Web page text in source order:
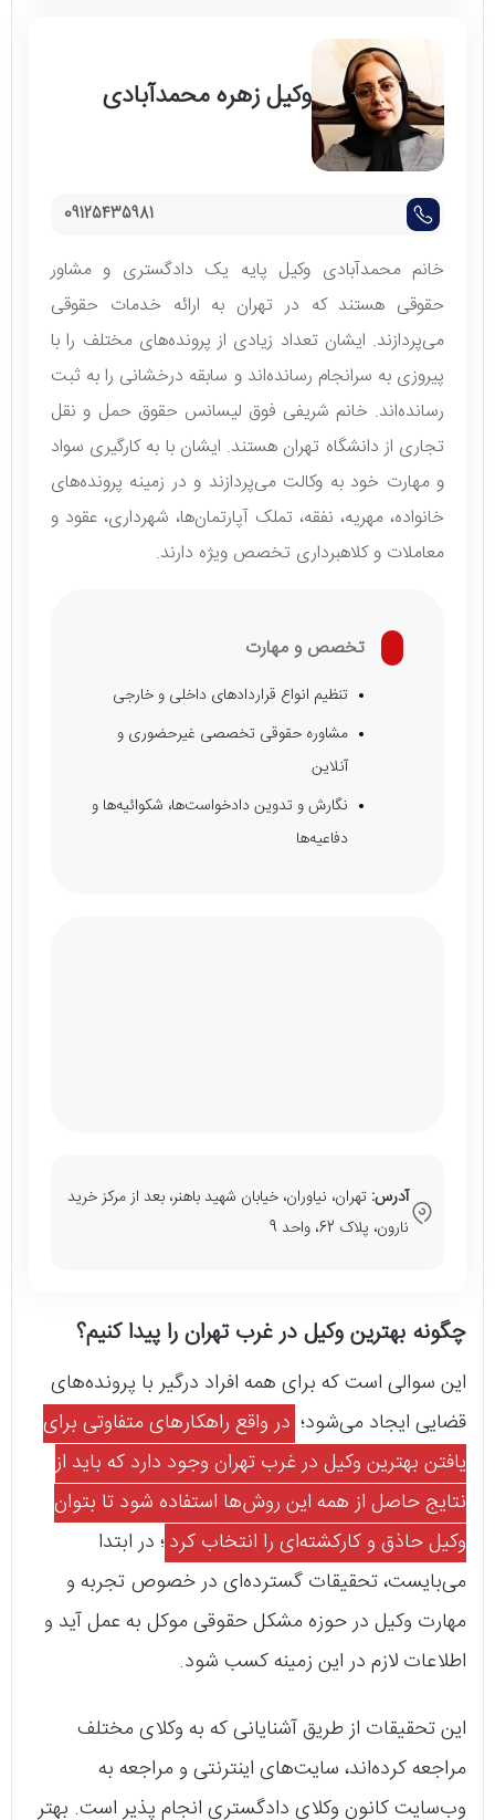
وکیل زهره محمدآبادی
09125435981
خانم محمدآبادی وکیل پایه یک دادگستری و مشاور
حقوقی هستند که در تهران به ارائه خدمات حقوقی
می‌پردازند. ایشان تعداد زیادی از پرونده‌های مختلف را با
پیروزی به سرانجام رسانده‌اند و سابقه درخشانی را به ثبت
رسانده‌اند. خانم شریفی فوق لیسانس حقوق حمل و نقل
تجاری از دانشگاه تهران هستند. ایشان با به کارگیری سواد
و مهارت خود به وکالت می‌پردازند و در زمینه پرونده‌های
خانواده، مهریه، نفقه، تملک آپارتمان‌ها، شهرداری، عقود و
معاملات و کلاهبرداری تخصص ویژه دارند.
تخصص و مهارت
تنظیم انواع قراردادهای داخلی و خارجی
مشاوره حقوقی تخصصی غیرحضوری و
آنلاین
نگارش و تدوین دادخواست‌ها، شکوائیه‌ها و
دفاعیه‌ها
آدرس: تهران، نیاوران، خیابان شهید باهنر، بعد از مرکز خرید
نارون، پلاک 62، واحد 9
چگونه بهترین وکیل در غرب تهران را پیدا کنیم؟
این سوالی است که برای همه افراد درگیر با پرونده‌های
قضایی ایجاد می‌شود؛ در واقع راهکارهای متفاوتی برای
یافتن بهترین وکیل در غرب تهران وجود دارد که باید از
نتایج حاصل از همه این روش‌ها استفاده شود تا بتوان
وکیل حاذق و کارکشته‌ای را انتخاب کرد؛ در ابتدا
می‌بایست، تحقیقات گسترده‌ای در خصوص تجربه و
مهارت وکیل در حوزه مشکل حقوقی موکل به عمل آید و
اطلاعات لازم در این زمینه کسب شود.
این تحقیقات از طریق آشنایانی که به وکلای مختلف
مراجعه کرده‌اند، سایت‌های اینترنتی و مراجعه‌ به
وب‌سایت کانون وکلای دادگستری انجام پذیر است. بهتر